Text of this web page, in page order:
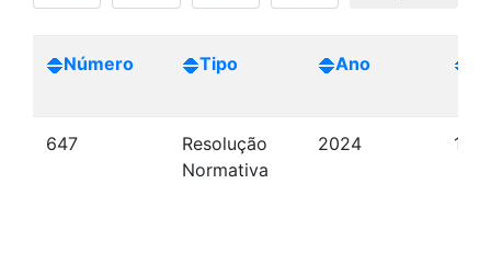
Número Tipo Ano
647
Resolução
Normativa
2024 15/